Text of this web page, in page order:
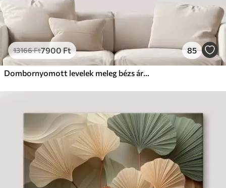
13166Ft7900 Ft 85
Dombornyomott levelek meleg bézs árnyalatokban